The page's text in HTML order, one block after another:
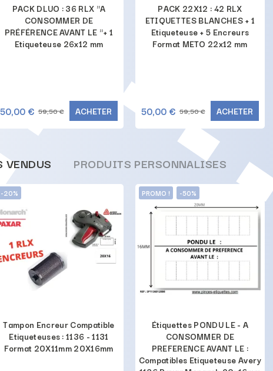
PACK DLUO : 36 RLX "A
CONSOMMER DE
PRÉFÉRENCE AVANT LE "+ 1
Etiqueteuse 26x12 mm
50,00 € 59,50 € ACHETER
PACK 22X12 : 42 RLX
ETIQUETTES BLANCHES + 1
Etiqueteuse + 5 Encreurs
Format METO 22x12 mm
50,00 € 59,50 € ACHETER
VENDUS PRODUITS PERSONNALISES
-20%
Tampon Encreur Compatible
Etiqueteuses : 1136 - 1131
Format 20X11mm 20X16mm
PROMO ! -50%
Étiquettes PONDU LE - A
CONSOMMER DE
PREFERENCE AVANT LE :
Compatibles Etiqueteuse Avery